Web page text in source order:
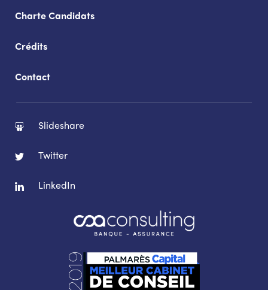
Charte Candidats
Crédits
Contact
Slideshare
Twitter
LinkedIn